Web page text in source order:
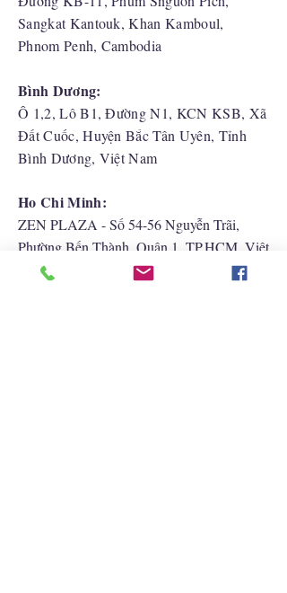
Sangkat Kantouk, Khan Kamboul,
Phnom Penh, Cambodia
Bình Dương:
Ô 1,2, Lô B1, Đường N1, KCN KSB, Xã
Đất Cuốc, Huyện Bắc Tân Uyên, Tỉnh
Bình Dương, Việt Nam
Ho Chi Minh:
ZEN PLAZA - Số 54-56 Nguyễn Trãi,
Phường Bến Thành, Quận 1, TP.HCM, Việt
Nam